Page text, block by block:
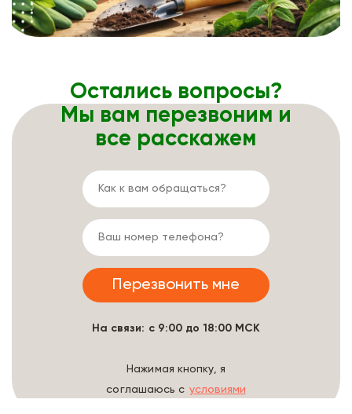
Остались вопросы?
Мы вам перезвоним и
все расскажем
На связи: с 9:00 до 18:00 МСК
Нажимая кнопку, я
соглашаюсь с условиями